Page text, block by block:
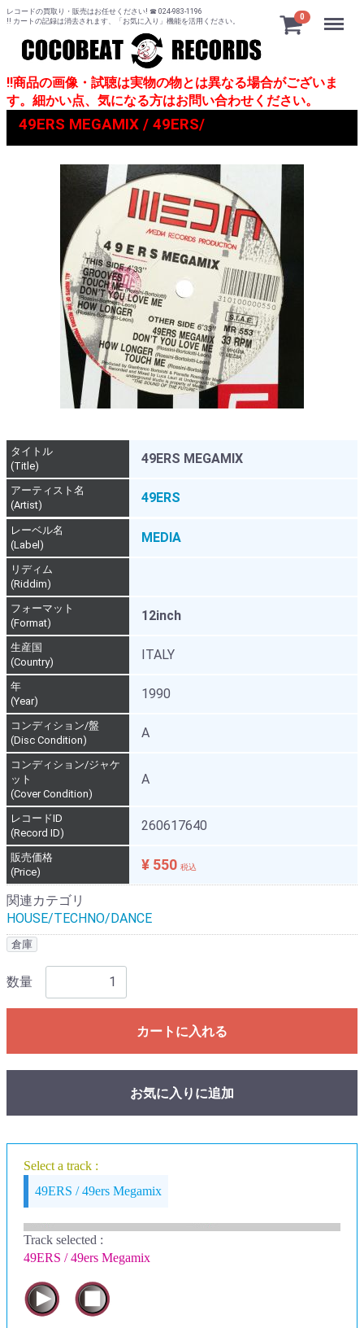
レコードの買取り・販売はお任せください! ☎ 024-983-1196
!! カートの記録は消去されます、「お気に入り」機能を活用ください。
0 Menu
!!商品の画像・試聴は実物の物とは異なる場合がございま
す。細かい点、気になる方はお問い合わせください。
49ERS MEGAMIX / 49ERS/
タイトル
(Title)
49ERS MEGAMIX
アーティスト名
(Artist)
49ERS
レーベル名
(Label)
MEDIA
リディム
(Riddim)
フォーマット
(Format)
12inch
生産国
(Country)
ITALY
年
(Year)
1990
コンディション/盤
(Disc Condition)
A
コンディション/ジャケ
ット
(Cover Condition)
A
レコードID
(Record ID)
260617640
販売価格
(Price)
¥ 550 税込
関連カテゴリ
HOUSE/TECHNO/DANCE
倉庫
数量
カートに入れる
お気に入りに追加
Select a track :
49ERS / 49ers Megamix
Track selected :
49ERS / 49ers Megamix